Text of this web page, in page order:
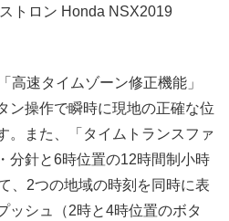
トロン Honda NSX2019
高速タイムゾーン修正機能」
ン操作で瞬時に現地の正確な位
。また、「タイムトランスファ
分針と6時位置の12時間制小時
、2つの地域の時刻を同時に表
ッシュ（2時と4時位置のボタ